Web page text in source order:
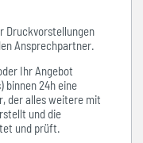
Druckvorstellungen
Ansprechpartner.
Ihr Angebot
binnen 24h eine
der alles weitere mit
und die
und prüft.